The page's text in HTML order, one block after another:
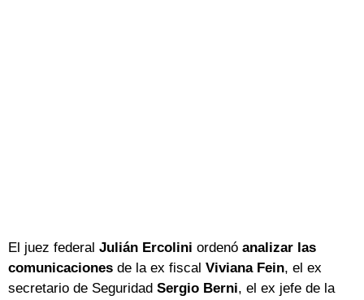
El juez federal Julián Ercolini ordenó analizar las
comunicaciones de la ex fiscal Viviana Fein, el ex
secretario de Seguridad Sergio Berni, el ex jefe de la